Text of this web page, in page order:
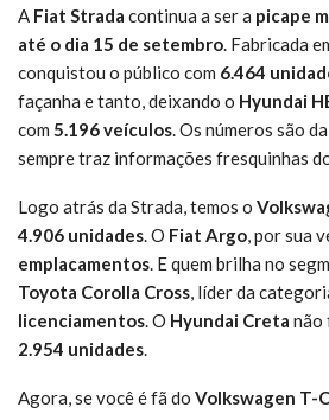
A Fiat Strada continua a ser a picape
até o dia 15 de setembro. Fabricada
conquistou o público com 6.464
façanha e tanto, deixando o Hyundai
com 5.196 veículos. Os números são da
sempre traz informações fresquinhas
Logo atrás da Strada, temos o
4.906 unidades. O Fiat Argo, por sua
emplacamentos. E quem brilha no
Toyota Corolla Cross, líder da
licenciamentos. O Hyundai Creta não
2.954 unidades.
Agora, se você é fã do Volkswagen T-